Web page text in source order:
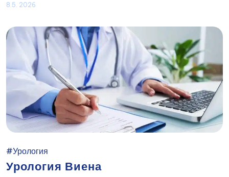
8.5. 2026
#Урология
Урология Виена